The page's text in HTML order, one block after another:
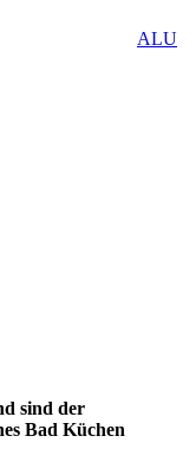
ALU
sind der
Bad Küchen